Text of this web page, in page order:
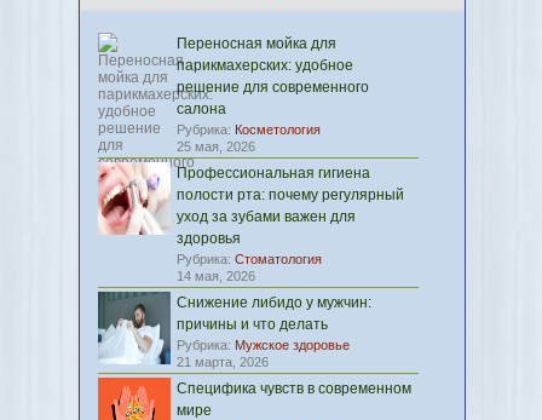
Переносная мойка для
парикмахерских: удобное
решение для современного
салона
Рубрика: Косметология
25 мая, 2026
Профессиональная гигиена
полости рта: почему регулярный
уход за зубами важен для
здоровья
Рубрика: Стоматология
14 мая, 2026
Снижение либидо у мужчин:
причины и что делать
Рубрика: Мужское здоровье
21 марта, 2026
Специфика чувств в современном
мире